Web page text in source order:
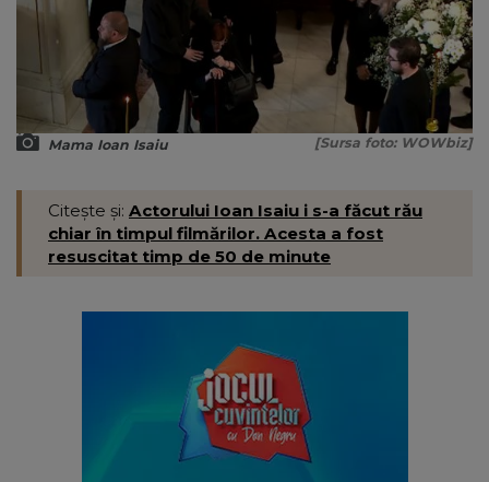
Mama Ioan Isaiu [Sursa foto: WOWbiz]
Citește și: Actorului Ioan Isaiu i s-a făcut rău
chiar în timpul filmărilor. Acesta a fost
resuscitat timp de 50 de minute